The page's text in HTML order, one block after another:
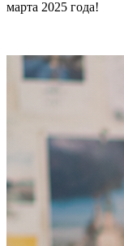
марта 2025 года!